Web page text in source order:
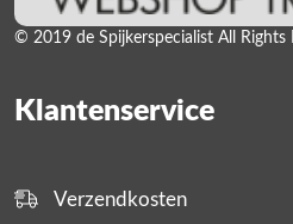
© 2019 de Spijkerspecialist All Rights
Klantenservice
Verzendkosten